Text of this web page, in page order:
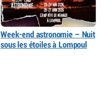
Week-end astronomie – Nuit
sous les étoiles à Lompoul